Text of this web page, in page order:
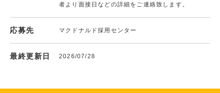
者より面接日などの詳細をご連絡致します。
応募先 マクドナルド採用センター
最終更新日 2026/07/28